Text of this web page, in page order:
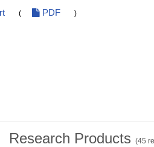
( PDF )
Research Products (45